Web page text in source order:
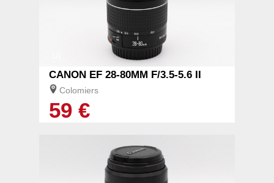
CANON EF 28-80MM F/3.5-5.6 II
Colomiers
59 €